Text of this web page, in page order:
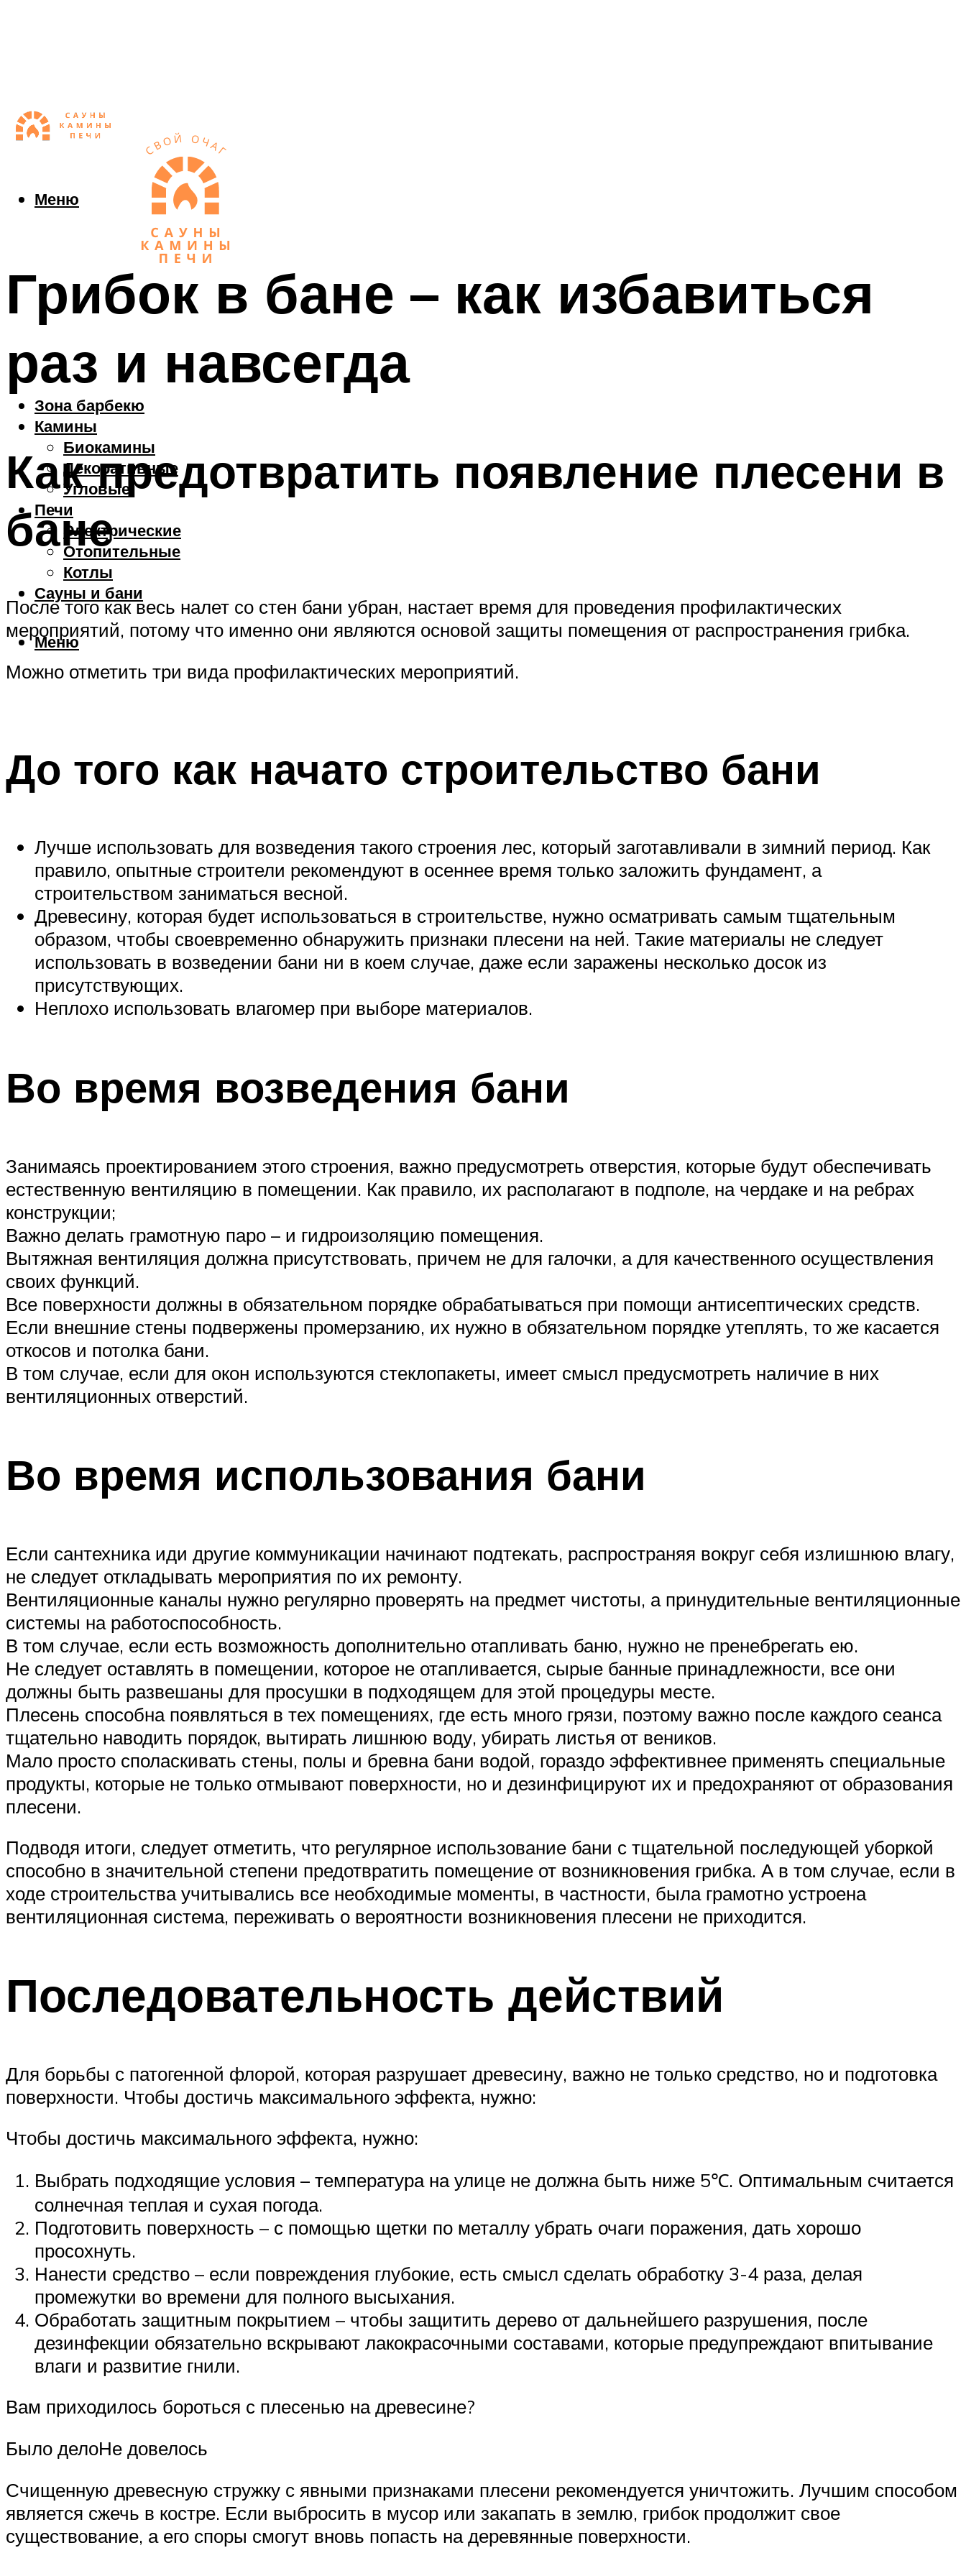
Зона барбекю
Камины
Биокамины
Декоративные
Угловые
Печи
Электрические
Отопительные
Котлы
Сауны и бани
Меню
Меню
Грибок в бане – как избавиться
раз и навсегда
Как предотвратить появление плесени в
бане
После того как весь налет со стен бани убран, настает время для проведения профилактических
мероприятий, потому что именно они являются основой защиты помещения от распространения грибка.
Можно отметить три вида профилактических мероприятий.
До того как начато строительство бани
Лучше использовать для возведения такого строения лес, который заготавливали в зимний период. Как
правило, опытные строители рекомендуют в осеннее время только заложить фундамент, а
строительством заниматься весной.
Древесину, которая будет использоваться в строительстве, нужно осматривать самым тщательным
образом, чтобы своевременно обнаружить признаки плесени на ней. Такие материалы не следует
использовать в возведении бани ни в коем случае, даже если заражены несколько досок из
присутствующих.
Неплохо использовать влагомер при выборе материалов.
Во время возведения бани
Занимаясь проектированием этого строения, важно предусмотреть отверстия, которые будут обеспечивать
естественную вентиляцию в помещении. Как правило, их располагают в подполе, на чердаке и на ребрах
конструкции;
Важно делать грамотную паро – и гидроизоляцию помещения.
Вытяжная вентиляция должна присутствовать, причем не для галочки, а для качественного осуществления
своих функций.
Все поверхности должны в обязательном порядке обрабатываться при помощи антисептических средств.
Если внешние стены подвержены промерзанию, их нужно в обязательном порядке утеплять, то же касается
откосов и потолка бани.
В том случае, если для окон используются стеклопакеты, имеет смысл предусмотреть наличие в них
вентиляционных отверстий.
Во время использования бани
Если сантехника иди другие коммуникации начинают подтекать, распространяя вокруг себя излишнюю влагу,
не следует откладывать мероприятия по их ремонту.
Вентиляционные каналы нужно регулярно проверять на предмет чистоты, а принудительные вентиляционные
системы на работоспособность.
В том случае, если есть возможность дополнительно отапливать баню, нужно не пренебрегать ею.
Не следует оставлять в помещении, которое не отапливается, сырые банные принадлежности, все они
должны быть развешаны для просушки в подходящем для этой процедуры месте.
Плесень способна появляться в тех помещениях, где есть много грязи, поэтому важно после каждого сеанса
тщательно наводить порядок, вытирать лишнюю воду, убирать листья от веников.
Мало просто споласкивать стены, полы и бревна бани водой, гораздо эффективнее применять специальные
продукты, которые не только отмывают поверхности, но и дезинфицируют их и предохраняют от образования
плесени.
Подводя итоги, следует отметить, что регулярное использование бани с тщательной последующей уборкой
способно в значительной степени предотвратить помещение от возникновения грибка. А в том случае, если в
ходе строительства учитывались все необходимые моменты, в частности, была грамотно устроена
вентиляционная система, переживать о вероятности возникновения плесени не приходится.
Последовательность действий
Для борьбы с патогенной флорой, которая разрушает древесину, важно не только средство, но и подготовка
поверхности. Чтобы достичь максимального эффекта, нужно:
Чтобы достичь максимального эффекта, нужно:
Выбрать подходящие условия – температура на улице не должна быть ниже 5℃. Оптимальным считается
солнечная теплая и сухая погода.
Подготовить поверхность – с помощью щетки по металлу убрать очаги поражения, дать хорошо
просохнуть.
Нанести средство – если повреждения глубокие, есть смысл сделать обработку 3-4 раза, делая
промежутки во времени для полного высыхания.
Обработать защитным покрытием – чтобы защитить дерево от дальнейшего разрушения, после
дезинфекции обязательно вскрывают лакокрасочными составами, которые предупреждают впитывание
влаги и развитие гнили.
Вам приходилось бороться с плесенью на древесине?
Было делоНе довелось
Счищенную древесную стружку с явными признаками плесени рекомендуется уничтожить. Лучшим способом
является сжечь в костре. Если выбросить в мусор или закапать в землю, грибок продолжит свое
существование, а его споры смогут вновь попасть на деревянные поверхности.